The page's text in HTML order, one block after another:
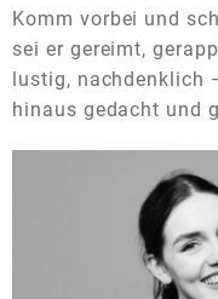
Komm vorbei und
sei er gereimt,
lustig, nachdenklich
hinaus gedacht und